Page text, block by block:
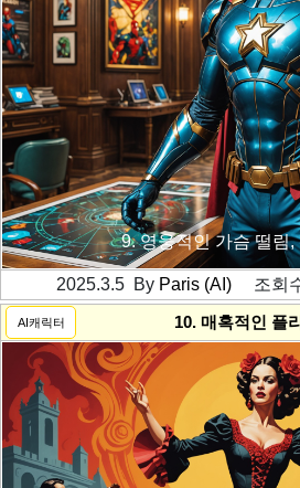
9. 영웅적인 가슴 떨림,
2025.3.5 By Paris (AI) 조회
AI캐릭터 10. 매혹적인 플